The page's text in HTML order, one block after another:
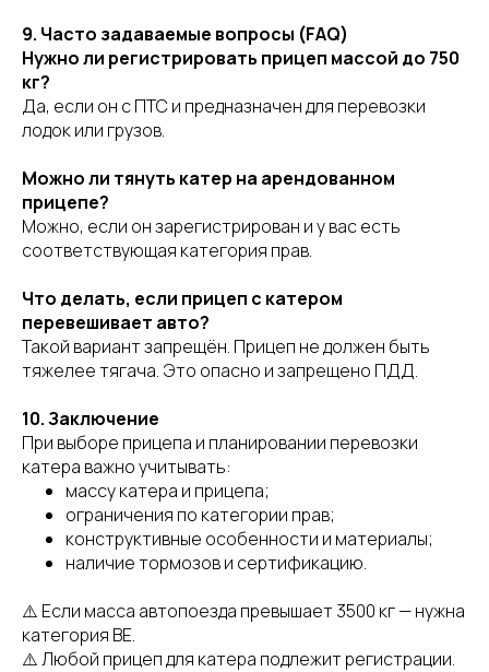
9. Часто задаваемые вопросы (FAQ)
Нужно ли регистрировать прицеп массой до 750
кг?
Да, если он с ПТС и предназначен для перевозки
лодок или грузов.
Можно ли тянуть катер на арендованном
прицепе?
Можно, если он зарегистрирован и у вас есть
соответствующая категория прав.
Что делать, если прицеп с катером
перевешивает авто?
Такой вариант запрещён. Прицеп не должен быть
тяжелее тягача. Это опасно и запрещено ПДД.
10. Заключение
При выборе прицепа и планировании перевозки
катера важно учитывать:
массу катера и прицепа;
ограничения по категории прав;
конструктивные особенности и материалы;
наличие тормозов и сертификацию.
⚠️ Если масса автопоезда превышает 3500 кг — нужна
категория BE.
⚠️ Любой прицеп для катера подлежит регистрации.